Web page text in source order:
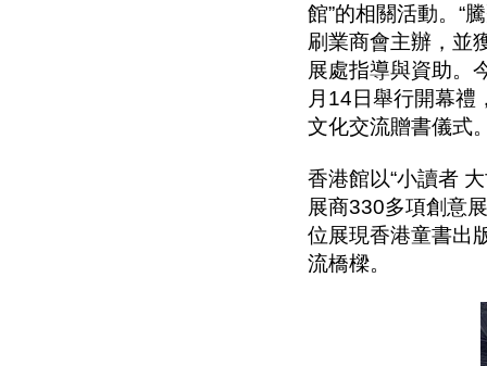
館”的相關活動。“
刷業商會主辦，並
展處指導與資助。
月14日舉行開幕禮
文化交流贈書儀式
香港館以“小讀者
展商330多項創意
位展現香港童書出
流橋樑。